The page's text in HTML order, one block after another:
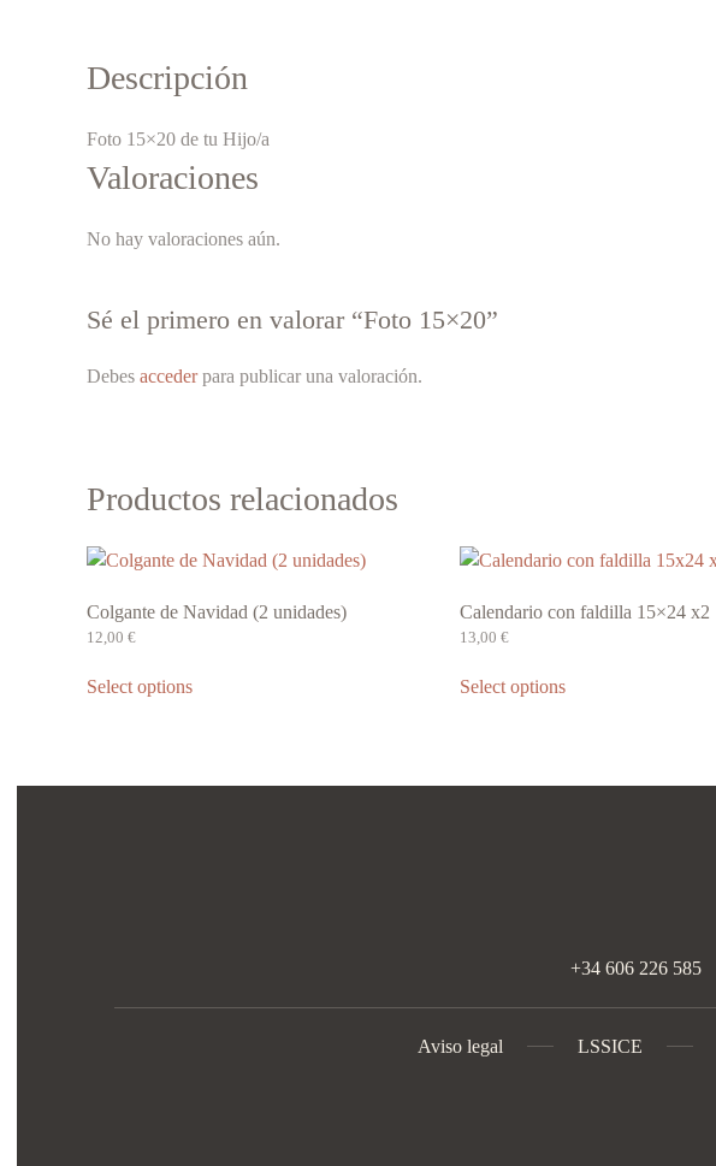
Descripción
Foto 15×20 de tu Hijo/a
Valoraciones
No hay valoraciones aún.
Sé el primero en valorar “Foto 15×20”
Debes accederpara publicar una valoración.
Productos relacionados
Colgante de Navidad (2 unidades)
12,00 €
Select options
Calendario con faldilla 15×24 x2
13,00 €
Select options
+34 606 226 585
Aviso legal LSSICE